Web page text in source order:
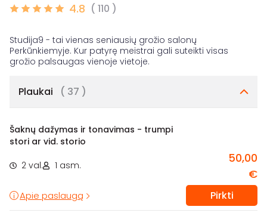
4.8 ( 110 )
Studija9 - tai vienas seniausių grožio salonų
Perkūnkiemyje. Kur patyrę meistrai gali suteikti visas
Plaukai ( 37 )
Šaknų dažymas ir tonavimas - trumpi
stori ar vid. storio
2 val. 1 asm.
50,00
€
Apie paslaugą Pirkti